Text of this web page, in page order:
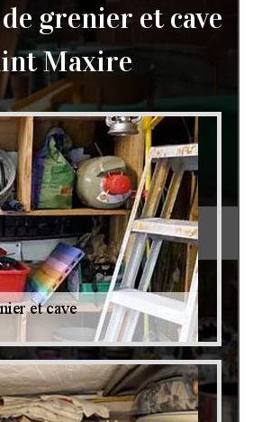
de grenier et cave 79
grenier et cave
Maxire